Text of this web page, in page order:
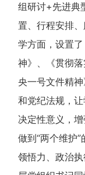
组研讨+先进典
置、行程安排
学方面，设置
神》、《贯彻
央一号文件精
和党纪法规，
决定性意义，增
做到“两个维护
领悟力、政治